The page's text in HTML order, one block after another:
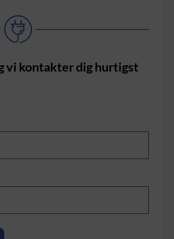
vi kontakter dig hurtigst